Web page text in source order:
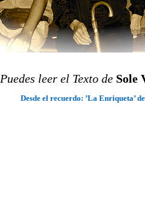
Puedes leer el Texto de Sole
Desde el recuerdo: ’La Enriqueta’